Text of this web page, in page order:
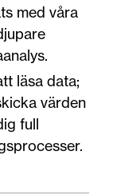
med våra
läsa data;
värden
full